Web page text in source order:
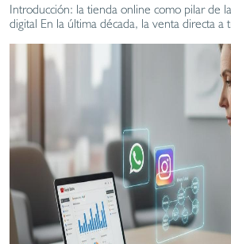
Introducción: la tienda online como pilar de
digital En la última década, la venta directa